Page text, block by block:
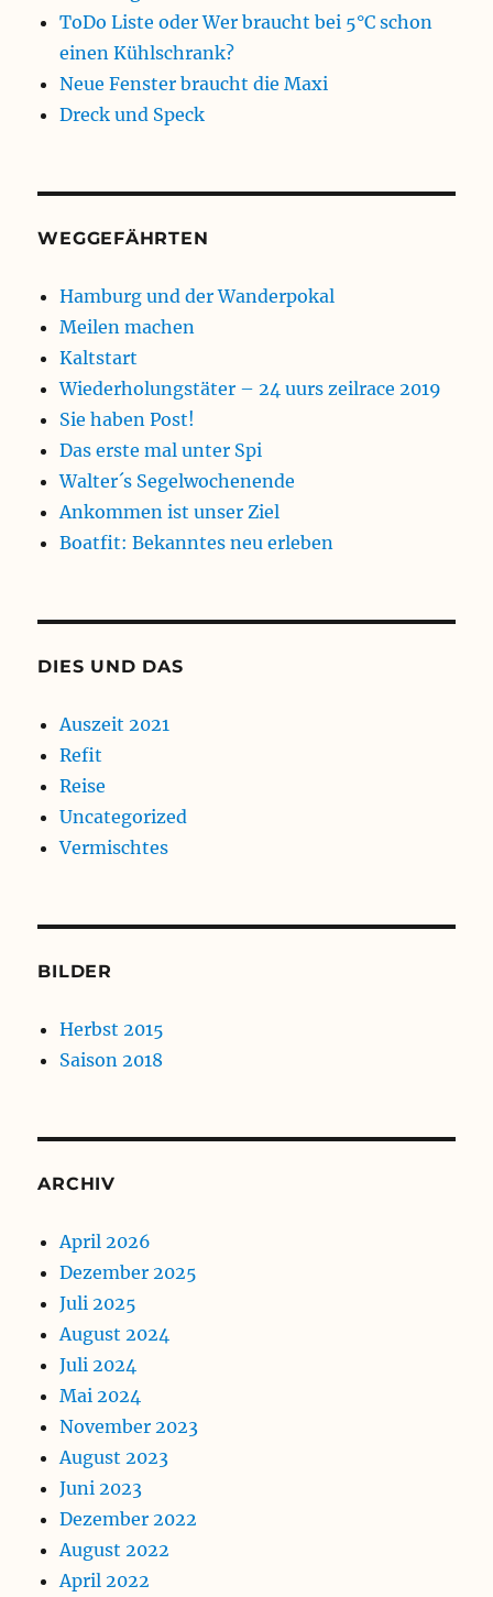
ToDo Liste oder Wer braucht bei 5°C schon
einen Kühlschrank?
Neue Fenster braucht die Maxi
Dreck und Speck
WEGGEFÄHRTEN
Hamburg und der Wanderpokal
Meilen machen
Kaltstart
Wiederholungstäter – 24 uurs zeilrace 2019
Sie haben Post!
Das erste mal unter Spi
Walter´s Segelwochenende
Ankommen ist unser Ziel
Boatfit: Bekanntes neu erleben
DIES UND DAS
Auszeit 2021
Refit
Reise
Uncategorized
Vermischtes
BILDER
Herbst 2015
Saison 2018
ARCHIV
April 2026
Dezember 2025
Juli 2025
August 2024
Juli 2024
Mai 2024
November 2023
August 2023
Juni 2023
Dezember 2022
August 2022
April 2022